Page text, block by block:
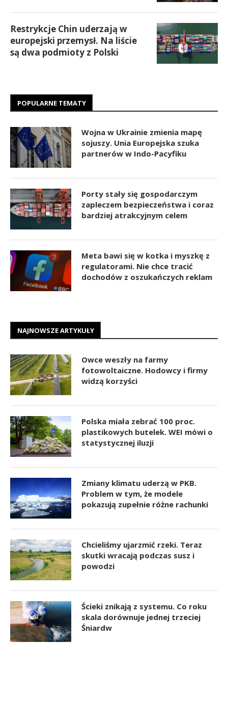
Restrykcje Chin uderzają w
europejski przemysł. Na liście
są dwa podmioty z Polski
POPULARNE TEMATY
Wojna w Ukrainie zmienia mapę
sojuszy. Unia Europejska szuka
partnerów w Indo-Pacyfiku
Porty stały się gospodarczym
zapleczem bezpieczeństwa i coraz
bardziej atrakcyjnym celem
Meta bawi się w kotka i myszkę z
regulatorami. Nie chce tracić
dochodów z oszukańczych reklam
NAJNOWSZE ARTYKUŁY
Owce weszły na farmy
fotowoltaiczne. Hodowcy i firmy
widzą korzyści
Polska miała zebrać 100 proc.
plastikowych butelek. WEI mówi o
statystycznej iluzji
Zmiany klimatu uderzą w PKB.
Problem w tym, że modele
pokazują zupełnie różne rachunki
Chcieliśmy ujarzmić rzeki. Teraz
skutki wracają podczas susz i
powodzi
Ścieki znikają z systemu. Co roku
skala dorównuje jednej trzeciej
Śniardw